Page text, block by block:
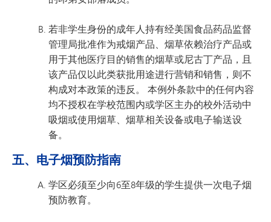
若非学生身份的成年人持有经美国食品药品监督
管理局批准作为戒烟产品、烟草依赖治疗产品或
用于其他医疗目的销售的烟草或尼古丁产品，且
该产品仅以此类获批用途进行营销和销售，则不
构成对本政策的违反。 本例外条款中的任何内容
均不授权在学校范围内或学区主办的校外活动中
吸烟或使用烟草、烟草相关设备或电子输送设
备。
五、电子烟预防指南
学区必须至少向6至8年级的学生提供一次电子烟
预防教育。